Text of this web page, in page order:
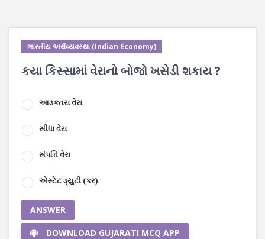
ભારતીય અર્થવ્યવસ્થા (Indian Economy)
કયા કિસ્સામાં વેરાનો બોજો ખસેડી શકાય ?
આડકતરા વેરા
સીધા વેરા
સંપત્તિ વેરા
એસ્ટેટ ડ્યુટી (કર)
ANSWER
DOWNLOAD GUJARATI MCQ APP